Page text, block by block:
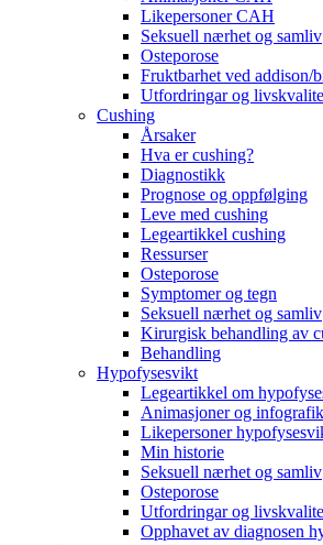
Likepersoner CAH
Seksuell nærhet og samliv
Osteporose
Fruktbarhet ved addison/
Utfordringar og
Cushing
Årsaker
Hva er cushing?
Diagnostikk
Prognose og oppfølging
Leve med cushing
Legeartikkel cushing
Ressurser
Osteporose
Symptomer og tegn
Seksuell nærhet og samliv
Kirurgisk behandling av
Behandling
Hypofysesvikt
Legeartikkel om
Animasjoner og
Likepersoner
Min historie
Seksuell nærhet og samliv
Osteporose
Utfordringar og
Opphavet av diagnosen